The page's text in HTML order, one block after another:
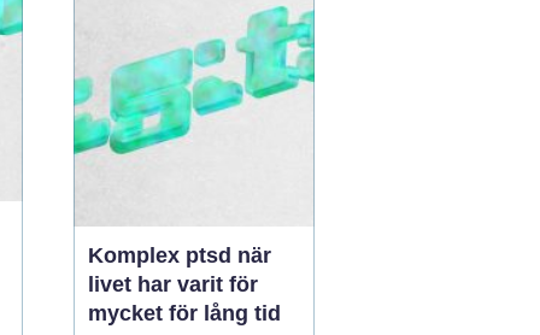
som att jobba, sova eller
träna betydligt svårare.
För den som letar efter
en 30 juni 2026
Komplex ptsd när
livet har varit för
mycket för lång tid